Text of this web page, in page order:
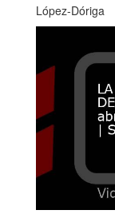
López-Dóriga